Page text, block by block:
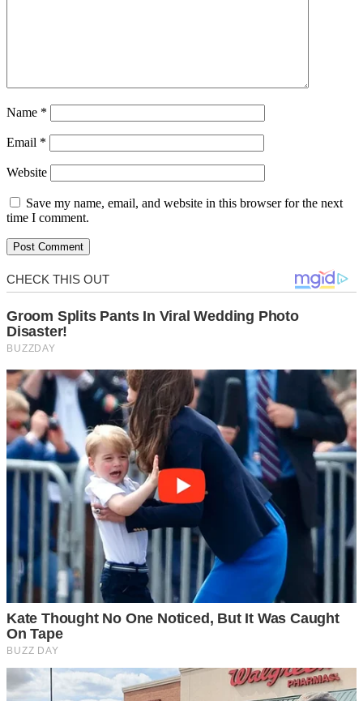
Name *
Email *
Website
Save my name, email, and website in this browser for the next
time I comment.